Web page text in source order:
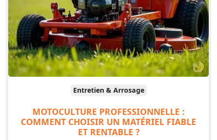
Entretien & Arrosage
MOTOCULTURE PROFESSIONNELLE :
COMMENT CHOISIR UN MATÉRIEL FIABLE
ET RENTABLE ?